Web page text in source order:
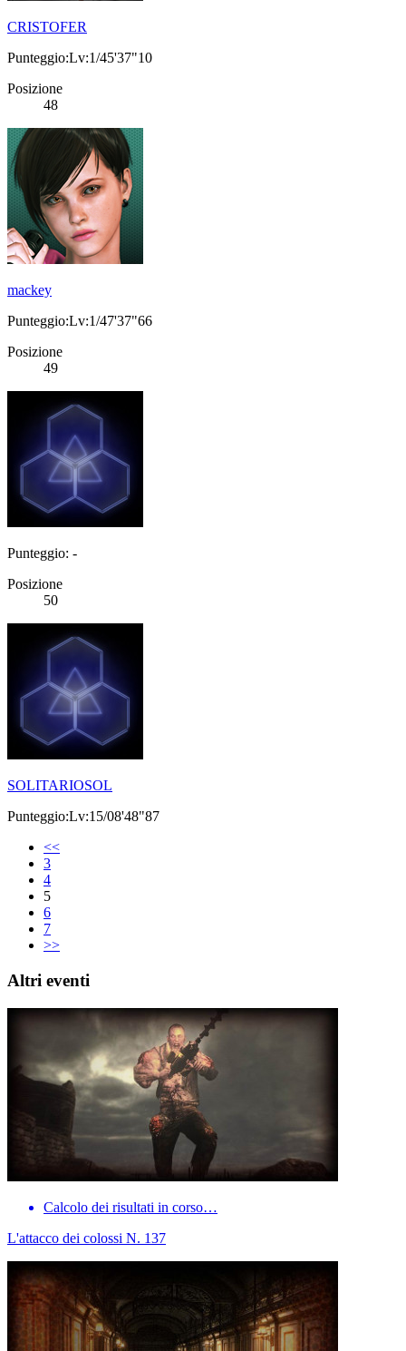
CRISTOFER
Punteggio:Lv:1/45'37"10
Posizione
48
mackey
Punteggio:Lv:1/47'37"66
Posizione
49
Punteggio: -
Posizione
50
SOLITARIOSOL
Punteggio:Lv:15/08'48"87
<<
3
4
5
6
7
>>
Altri eventi
Calcolo dei risultati in corso…
L'attacco dei colossi N. 137